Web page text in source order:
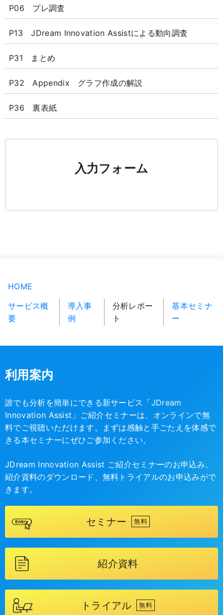
P06 プレ調査
P13 JDream Innovation Assistによる動向調査
P31 まとめ
P32 Appendix グラフ作成の解説
P36 裏表紙
入力フォーム
HOME
サービス概
要
導入事
例
分析レポー
ト
基本セミナ
ー
利用案内
誰でも分析を簡単にできる新サービス「JDream
Innovation Assist」ご紹介セミナーは、オンラインで無
料でご視聴いただけます。まずは感触と手ごたえを体感で
きる本セミナーにぜひご参加ください。
JDream Innovation Assist ご紹介セミナーのお申込み、
紹介資料のダウンロード、無料トライアルのお申込みがで
きます。
セミナー 無料
紹介資料
トライアル 無料